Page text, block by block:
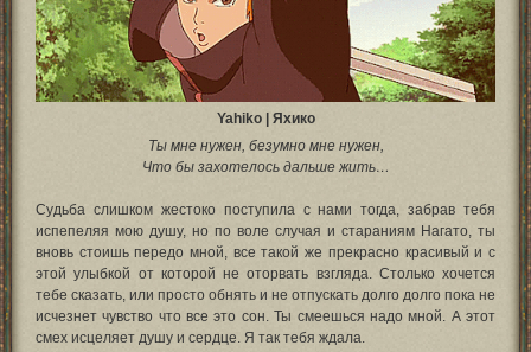
Yahiko | Яхико
Ты мне нужен, безумно мне нужен,
Что бы захотелось дальше жить…
Судьба слишком жестоко поступила с нами тогда, забрав тебя
испепеляя мою душу, но по воле случая и стараниям Нагато, ты
вновь стоишь передо мной, все такой же прекрасно красивый и с
этой улыбкой от которой не оторвать взгляда. Столько хочется
тебе сказать, или просто обнять и не отпускать долго долго пока не
исчезнет чувство что все это сон. Ты смеешься надо мной. А этот
смех исцеляет душу и сердце. Я так тебя ждала.